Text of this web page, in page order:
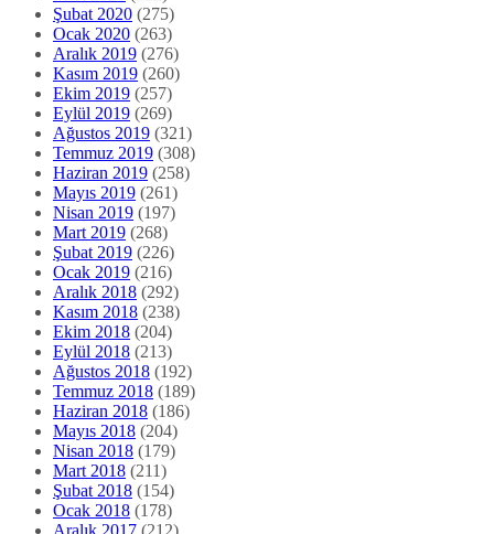
Şubat 2020 (275)
Ocak 2020 (263)
Aralık 2019 (276)
Kasım 2019 (260)
Ekim 2019 (257)
Eylül 2019 (269)
Ağustos 2019 (321)
Temmuz 2019 (308)
Haziran 2019 (258)
Mayıs 2019 (261)
Nisan 2019 (197)
Mart 2019 (268)
Şubat 2019 (226)
Ocak 2019 (216)
Aralık 2018 (292)
Kasım 2018 (238)
Ekim 2018 (204)
Eylül 2018 (213)
Ağustos 2018 (192)
Temmuz 2018 (189)
Haziran 2018 (186)
Mayıs 2018 (204)
Nisan 2018 (179)
Mart 2018 (211)
Şubat 2018 (154)
Ocak 2018 (178)
Aralık 2017 (212)